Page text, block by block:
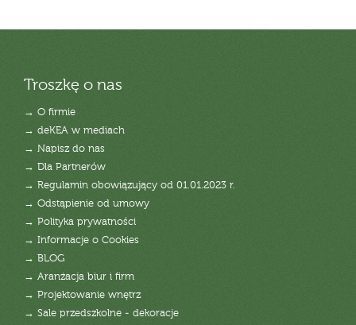
Troszkę o nas
→ O firmie
→ deKEA w mediach
→ Napisz do nas
→ Dla Partnerów
→ Regulamin obowiązujący od 01.01.2023 r.
→ Odstąpienie od umowy
→ Polityka prywatności
→ Informacje o Cookies
→ BLOG
→ Aranżacja biur i firm
→ Projektowanie wnętrz
→ Sale przedszkolne - dekoracje